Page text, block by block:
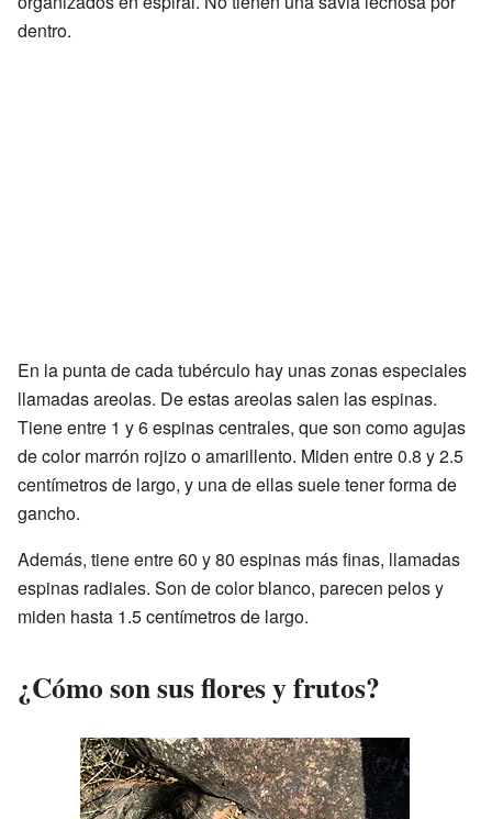
dentro.
En la punta de cada tubérculo hay unas zonas especiales
llamadas areolas. De estas areolas salen las espinas.
Tiene entre 1 y 6 espinas centrales, que son como agujas
de color marrón rojizo o amarillento. Miden entre 0.8 y 2.5
centímetros de largo, y una de ellas suele tener forma de
gancho.
Además, tiene entre 60 y 80 espinas más finas, llamadas
espinas radiales. Son de color blanco, parecen pelos y
miden hasta 1.5 centímetros de largo.
¿Cómo son sus flores y frutos?